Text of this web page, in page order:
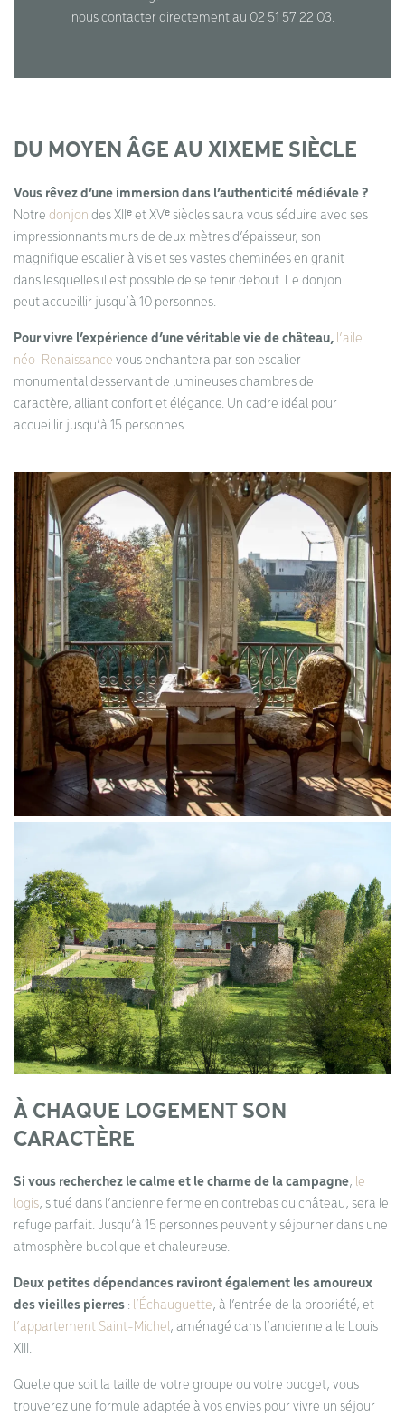
nous contacter directement au 02 51 57 22 03.
DU MOYEN ÂGE AU XIXEME SIÈCLE
Vous rêvez d’une immersion dans l’authenticité médiévale ?
Notre donjon des XIIᵉ et XVᵉ siècles saura vous séduire avec ses
impressionnants murs de deux mètres d’épaisseur, son
magnifique escalier à vis et ses vastes cheminées en granit
dans lesquelles il est possible de se tenir debout. Le donjon
peut accueillir jusqu’à 10 personnes.
Pour vivre l’expérience d’une véritable vie de château, l’aile
néo-Renaissance vous enchantera par son escalier
monumental desservant de lumineuses chambres de
caractère, alliant confort et élégance. Un cadre idéal pour
accueillir jusqu’à 15 personnes.
À CHAQUE LOGEMENT SON
CARACTÈRE
Si vous recherchez le calme et le charme de la campagne, le
logis, situé dans l’ancienne ferme en contrebas du château, sera le
refuge parfait. Jusqu’à 15 personnes peuvent y séjourner dans une
atmosphère bucolique et chaleureuse.
Deux petites dépendances raviront également les amoureux
des vieilles pierres : l’Échauguette, à l’entrée de la propriété, et
l’appartement Saint-Michel, aménagé dans l’ancienne aile Louis
XIII.
Quelle que soit la taille de votre groupe ou votre budget, vous
trouverez une formule adaptée à vos envies pour vivre un séjour